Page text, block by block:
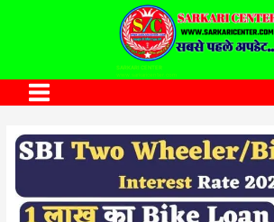
SARKARI CENTER
www.sarkaricenter.com
Main
Menu